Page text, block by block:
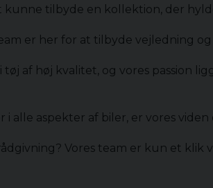
kunne tilbyde en kollektion, der
er her for at tilbyde vejledning
i tøj af høj kvalitet, og vores
i alle aspekter af biler, er vores
Vores team er kun et klik